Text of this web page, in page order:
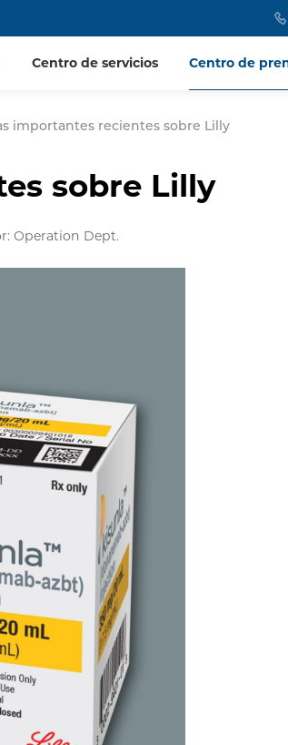
Centro de servicios Centro de
importantes recientes sobre Lilly
sobre Lilly
Operation Dept.